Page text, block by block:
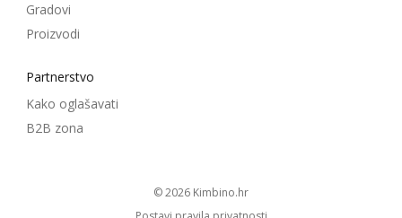
Gradovi
Proizvodi
Partnerstvo
Kako oglašavati
B2B zona
© 2026
kimbino.hr